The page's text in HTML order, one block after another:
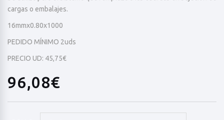
cargas o embalajes.
16mmx0.80x1000
PEDIDO MÍNIMO 2uds
PRECIO UD: 45,75€
96,08€